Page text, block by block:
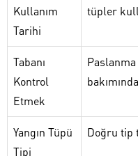
Kullanım
Tarihi
tüpler
Tabanı
Kontrol
Etmek
Yangın Tüpü
Tipi
Doğru tip